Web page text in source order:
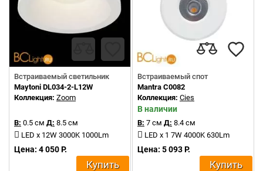
Встраиваемый светильник
Maytoni DL034-2-L12W
Коллекция: Zoom
В: 0.5 см Д: 8.5 см
LED x 12W 3000K 1000Lm
Цена: 4 050 Р.
Купить
Встраиваемый спот
Mantra C0082
Коллекция: Cies
В наличии
В: 7 см Д: 8.4 см
LED x 1 7W 4000K 630Lm
Цена: 5 093 Р.
Купить